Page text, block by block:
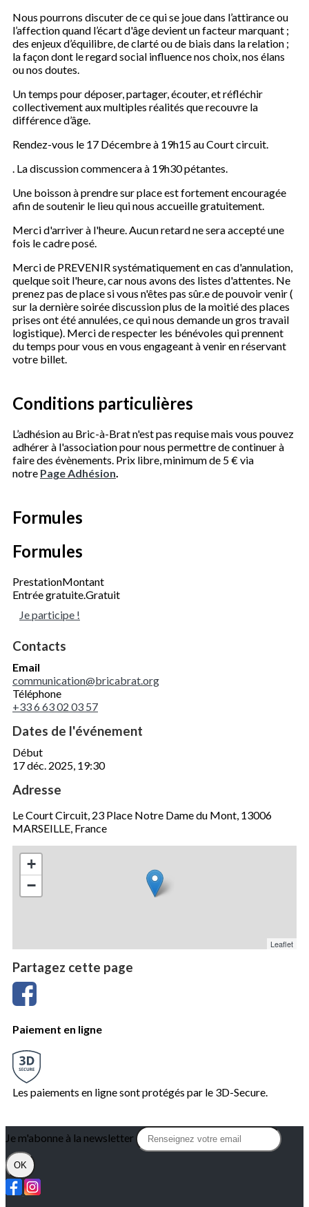
Nous pourrons discuter de ce qui se joue dans l’attirance ou
l’affection quand l’écart d'âge devient un facteur marquant ;
des enjeux d’équilibre, de clarté ou de biais dans la relation ;
la façon dont le regard social influence nos choix, nos élans
ou nos doutes.
Un temps pour déposer, partager, écouter, et réfléchir
collectivement aux multiples réalités que recouvre la
différence d’âge.
Rendez-vous le 17 Décembre à 19h15 au Court circuit.
. La discussion commencera à 19h30 pétantes.
Une boisson à prendre sur place est fortement encouragée
afin de soutenir le lieu qui nous accueille gratuitement.
Merci d'arriver à l'heure. Aucun retard ne sera accepté une
fois le cadre posé.
Merci de PREVENIR systématiquement en cas d'annulation,
quelque soit l'heure, car nous avons des listes d'attentes. Ne
prenez pas de place si vous n'êtes pas sûr.e de pouvoir venir (
sur la dernière soirée discussion plus de la moitié des places
prises ont été annulées, ce qui nous demande un gros travail
logistique). Merci de respecter les bénévoles qui prennent
du temps pour vous en vous engageant à venir en réservant
votre billet.
Conditions particulières
L’adhésion au Bric-à-Brat n'est pas requise mais vous pouvez
adhérer à l'association pour nous permettre de continuer à
faire des évènements. Prix libre, minimum de 5 € via
notre Page Adhésion.
Formules
Formules
PrestationMontant
Entrée gratuite.Gratuit
Je participe !
Contacts
Email
communication@bricabrat.org
Téléphone
+33 6 63 02 03 57
Dates de l'événement
Début
17 déc. 2025, 19:30
Adresse
Le Court Circuit, 23 Place Notre Dame du Mont, 13006
MARSEILLE, France
+
−
Leaflet
Partagez cette page
Paiement en ligne
Les paiements en ligne sont protégés par le 3D-Secure.
Je m'abonne à la newsletter
OK